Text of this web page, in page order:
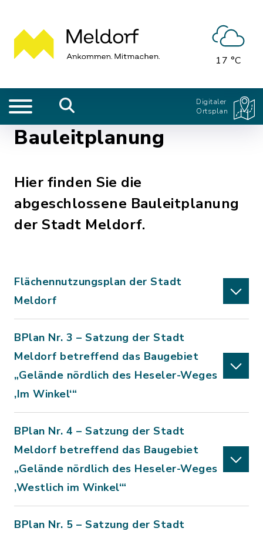
17 °C
Digitaler
Ortsplan
Bauleitplanung
Hier finden Sie die
abgeschlossene Bauleitplanung
der Stadt Meldorf.
Flächennutzungsplan der Stadt
Meldorf
BPlan Nr. 3 – Satzung der Stadt
Meldorf betreffend das Baugebiet
„Gelände nördlich des Heseler-Weges
‚Im Winkel‘“
BPlan Nr. 4 – Satzung der Stadt
Meldorf betreffend das Baugebiet
„Gelände nördlich des Heseler-Weges
‚Westlich im Winkel‘“
BPlan Nr. 5 – Satzung der Stadt